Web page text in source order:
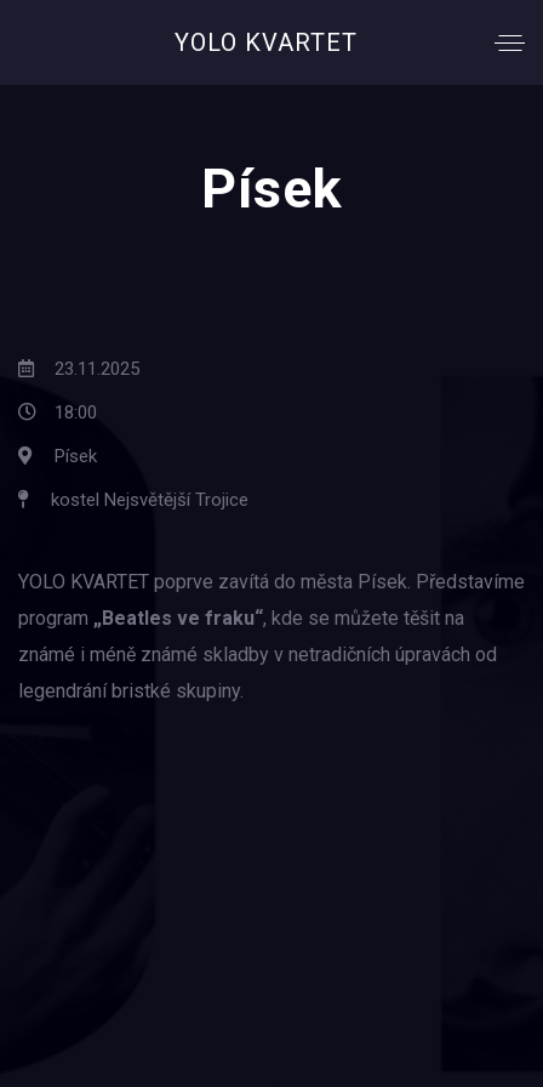
YOLO KVARTET
Písek
23.11.2025
18:00
Písek
kostel Nejsvětější Trojice
YOLO KVARTET poprve zavítá do města Písek. Představíme
program „Beatles ve fraku“, kde se můžete těšit na
známé i méně známé skladby v netradičních úpravách od
legendrání bristké skupiny.